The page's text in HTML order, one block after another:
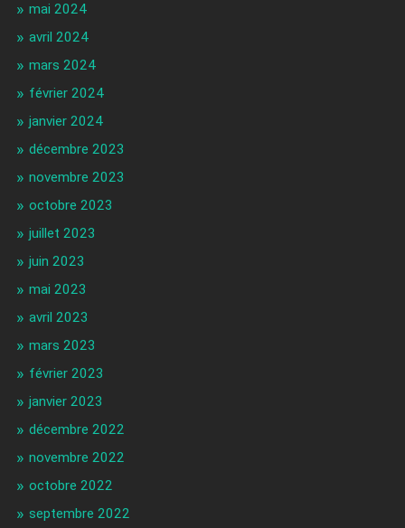
mai 2024
avril 2024
mars 2024
février 2024
janvier 2024
décembre 2023
novembre 2023
octobre 2023
juillet 2023
juin 2023
mai 2023
avril 2023
mars 2023
février 2023
janvier 2023
décembre 2022
novembre 2022
octobre 2022
septembre 2022